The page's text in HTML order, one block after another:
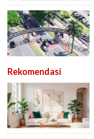
Rekomendasi